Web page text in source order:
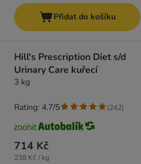
Přidat do košíku
Hill's Prescription Diet s/d
Urinary Care kuřecí
3 kg
714 Kč
238 Kč / kg
Rating: 4.7/5 (242)